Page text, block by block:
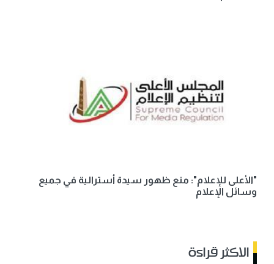
"الأعلى للإعلام": منع ظهور سيدة أسترالية في جميع
وسائل الإعلام
الاكثر قراءة